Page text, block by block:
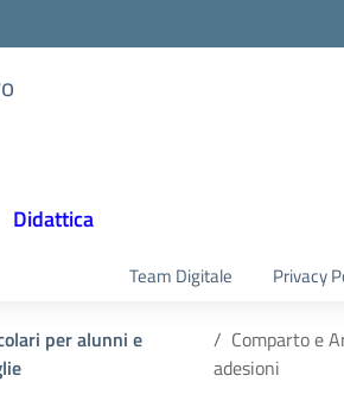
Didattica
Team Digitale Privacy
per alunni e
Comparto e
adesioni